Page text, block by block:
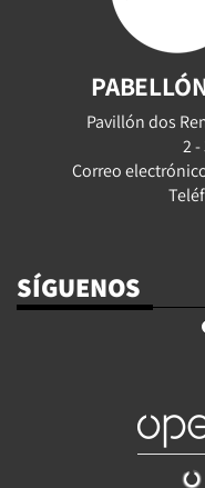
Pavillón dos
2
Correo
SÍGUENOS